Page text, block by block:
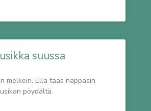
suussa
melkein. Ella taas nappasin
pöydältä.